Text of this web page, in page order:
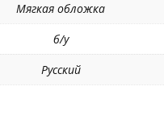
Мягкая обложка
б/у
Русский